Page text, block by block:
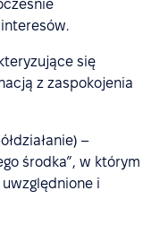
się
z zaspokojenia
–
środka”, w którym
i